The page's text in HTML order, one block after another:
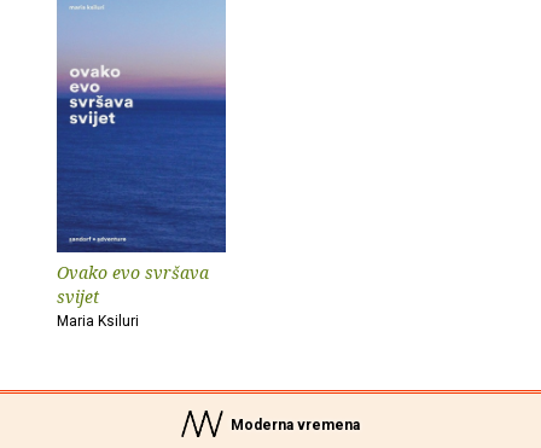
Ovako evo svršava
svijet
Maria Ksiluri
Moderna vremena